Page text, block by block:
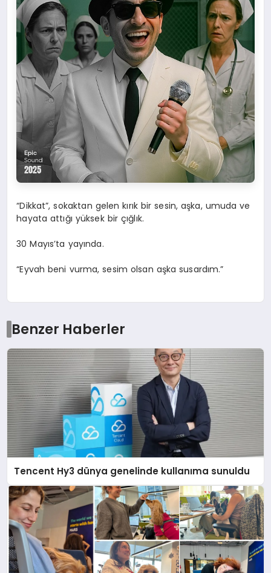
“Dikkat”, sokaktan gelen kırık bir sesin, aşka, umuda ve
hayata attığı yüksek bir çığlık.
30 Mayıs’ta yayında.
“Eyvah beni vurma, sesim olsan aşka susardım.”
Benzer Haberler
Tencent Hy3 dünya genelinde kullanıma sunuldu